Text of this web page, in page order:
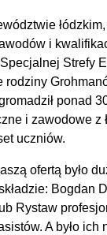
i
Strefy
rodziny
ponad
i zawodowe
uczniów.
ofertą było
Bogdan
Rystaw
A było ich